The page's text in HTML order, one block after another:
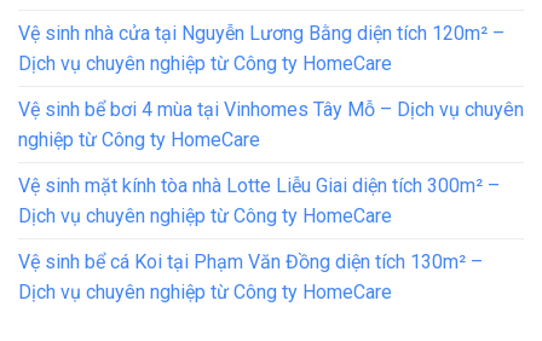
Vệ sinh nhà cửa tại Nguyễn Lương Bằng diện tích 120m² –
Dịch vụ chuyên nghiệp từ Công ty HomeCare
Vệ sinh bể bơi 4 mùa tại Vinhomes Tây Mỗ – Dịch vụ chuyên
nghiệp từ Công ty HomeCare
Vệ sinh mặt kính tòa nhà Lotte Liễu Giai diện tích 300m² –
Dịch vụ chuyên nghiệp từ Công ty HomeCare
Vệ sinh bể cá Koi tại Phạm Văn Đồng diện tích 130m² –
Dịch vụ chuyên nghiệp từ Công ty HomeCare